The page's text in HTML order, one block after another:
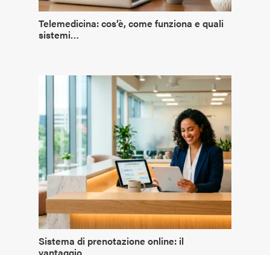
Telemedicina: cos’è, come funziona e quali
sistemi…
Sistema di prenotazione online: il